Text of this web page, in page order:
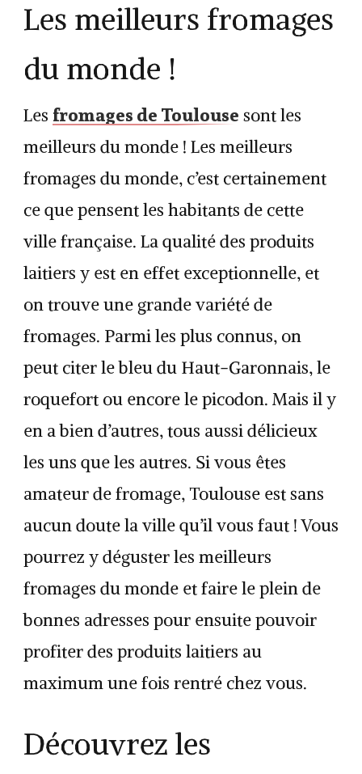
Les meilleurs fromages
du monde !
Les fromages de Toulouse sont les
meilleurs du monde ! Les meilleurs
fromages du monde, c’est certainement
ce que pensent les habitants de cette
ville française. La qualité des produits
laitiers y est en effet exceptionnelle, et
on trouve une grande variété de
fromages. Parmi les plus connus, on
peut citer le bleu du Haut-Garonnais, le
roquefort ou encore le picodon. Mais il y
en a bien d’autres, tous aussi délicieux
les uns que les autres. Si vous êtes
amateur de fromage, Toulouse est sans
aucun doute la ville qu’il vous faut ! Vous
pourrez y déguster les meilleurs
fromages du monde et faire le plein de
bonnes adresses pour ensuite pouvoir
profiter des produits laitiers au
maximum une fois rentré chez vous.
Découvrez les